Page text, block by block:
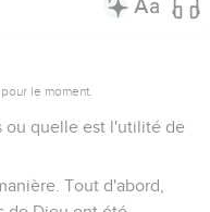
le moment.
ou quelle est l'utilité de
Tout d'abord,